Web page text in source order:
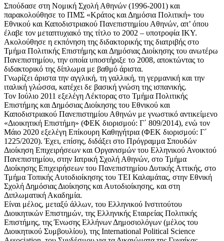
Σπούδασε στη Νομική Σχολή Αθηνών (1996-2001) και
παρακολούθησε το ΠΜΣ «Κράτος και Δημόσια Πολιτική» του
Εθνικού και Καποδιστριακού Πανεπιστημίου Αθηνών, απ’ όπου
έλαβε τον μεταπτυχιακό της τίτλο το 2002 – υποτροφία ΙΚΥ.
Ακολούθησε η εκπόνηση της διδακτορικής της διατριβής στο
Τμήμα Πολιτικής Επιστήμης και Δημόσιας Διοίκησης του ανωτέρω
Πανεπιστημίου, την οποία υποστήριξε το 2008, αποκτώντας το
διδακτορικό της δίπλωμα με βαθμό άριστα.
Γνωρίζει άριστα την αγγλική, τη γαλλική, τη γερμανική και την
ιταλική γλώσσα, κατέχει δε βασική γνώση της ισπανικής.
Τον Ιούλιο 2011 εξελέγη Λέκτορας στο Τμήμα Πολιτικής
Επιστήμης και Δημόσιας Διοίκησης του Εθνικού και
Καποδιστριακού Πανεπιστημίου Αθηνών με γνωστικό αντικείμενο
«Διοικητική Επιστήμη» (ΦΕΚ διορισμού: Γ΄ 809/2014), ενώ τον
Μάιο 2020 εξελέγη Επίκουρη Καθηγήτρια (ΦΕΚ διορισμού: Γ΄
1225/2020). Έχει, επίσης, διδάξει στο Πρόγραμμα Σπουδών
Διοίκηση Επιχειρήσεων και Οργανισμών του Ελληνικού Ανοικτού
Πανεπιστημίου, στην Ιατρική Σχολή Αθηνών, στο Τμήμα
Διοίκησης Επιχειρήσεων του Πανεπιστημίου Δυτικής Αττικής, στο
Τμήμα Τοπικής Αυτοδιοίκησης του ΤΕΙ Καλαμάτας, στην Εθνική
Σχολή Δημόσιας Διοίκησης και Αυτοδιοίκησης, και στη
Διπλωματική Ακαδημία.
Είναι μέλος, μεταξύ άλλων, του Ελληνικού Ινστιτούτου
Διοικητικών Επιστημών, της Ελληνικής Εταιρείας Πολιτικής
Επιστήμης, της Ένωσης Ελλήνων Δημοσιολόγων (μέλος του
Διοικητικού Συμβουλίου), της International Political Science